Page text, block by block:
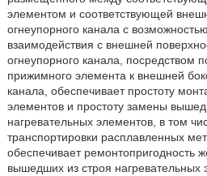
элементом и соответствующей
огнеупорного канала с
взаимодействия с внешней
огнеупорного канала, посредством
прижимного элемента к внешней
канала, обеспечивает простоту
элементов и простоту замены
нагревательных элементов, в том
транспортировки расплавленных
обеспечивает ремонтопригодность
вышедших из строя нагревательных